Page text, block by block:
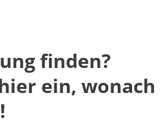
finden?
ein, wonach